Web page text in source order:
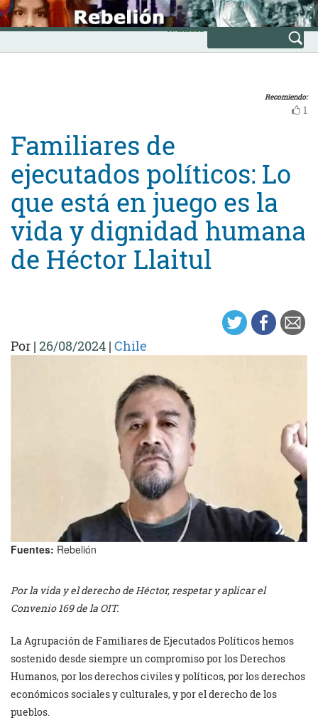
Skip
to
content
INICIO
Avanzada
Recomiendo:
1
Familiares de
ejecutados políticos: Lo
que está en juego es la
vida y dignidad humana
de Héctor Llaitul
Por | 26/08/2024 | Chile
Fuentes: Rebelión
Por la vida y el derecho de Héctor, respetar y aplicar el
Convenio 169 de la OIT.
La Agrupación de Familiares de Ejecutados Políticos hemos
sostenido desde siempre un compromiso por los Derechos
Humanos, por los derechos civiles y políticos, por los derechos
económicos sociales y culturales, y por el derecho de los
pueblos.